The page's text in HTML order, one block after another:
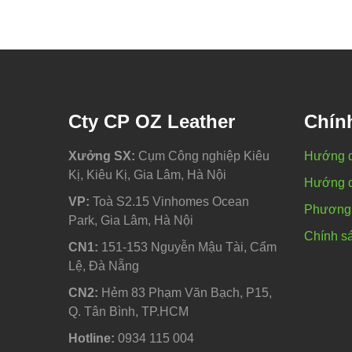
Cty CP OZ Leather
Xưởng SX: Cụm Công nghiệp Kiêu
Kị, Kiêu Kị, Gia Lâm, Hà Nội
VP: Toà S2.15 Vinhomes Ocean
Park, Gia Lâm, Hà Nội
CN1: 151-153 Nguyễn Mậu Tài, Cẩm
Lệ, Đà Nẵng
CN2: Hẻm 83 Phạm Văn Bạch, P15,
Q. Tân Bình, TP.HCM
Hotline: 0934 115 004
Hướng
Hướng
Chính